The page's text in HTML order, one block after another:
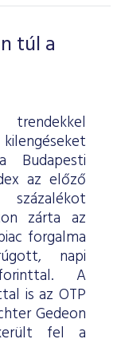
túl a
Budapesti
az előző
zárta az
forgalma
napi
A
is az OTP
Gedeon
fel a